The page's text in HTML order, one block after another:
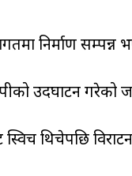
निर्माण सम्पन्न
उदघाटन गरेको
स्विच थिचेपछि